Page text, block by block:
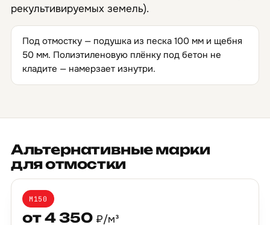
рекультивируемых земель).
Под отмостку — подушка из песка 100 мм и щебня
50 мм. Полиэтиленовую плёнку под бетон не
кладите — намерзает изнутри.
Альтернативные марки
для отмостки
М150
от 4 350 ₽/м³